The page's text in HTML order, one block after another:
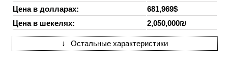
Цена в долларах:
681,969$
Цена в шекелях:
2,050,000₪
↓ Остальные характеристики